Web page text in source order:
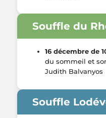
Souffle du
16 décembre de
du sommeil et
Judith Balvanyos
Souffle